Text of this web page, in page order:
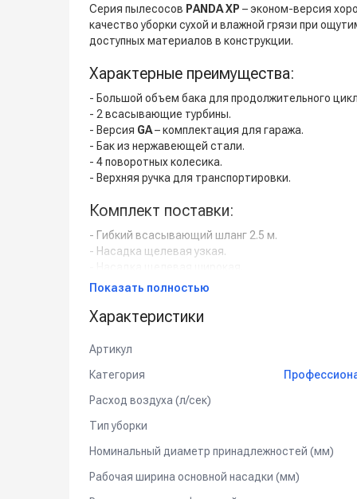
Серия пылесосов PANDA XP – эконом-версия
качество уборки сухой и влажной грязи при
доступных материалов в конструкции.
Характерные преимущества:
- Большой объем бака для продолжительного
- 2 всасывающие турбины.
- Версия GA– комплектация для гаража.
- Бак из нержавеющей стали.
- 4 поворотных колесика.
- Верхняя ручка для транспортировки.
Комплект поставки:
- Гибкий всасывающий шланг 2.5 м.
- Насадка щелевая узкая.
Интенсивная уборка в течение рабочего дня на
Показать полностью
Характеристики
Артикул
Категория
Расход воздуха (л/сек)
Тип уборки
Номинальный диаметр принадлежностей (мм)
Рабочая ширина основной насадки (мм)